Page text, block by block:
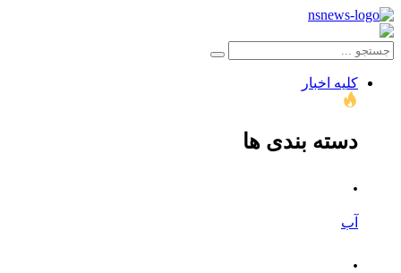
کلیه اخبار
دسته بندی ها
.
آب
.